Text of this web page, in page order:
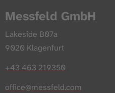
Messfeld GmbH
Lakeside B07a
9020 Klagenfurt
+43 463 219350
office@messfeld.com